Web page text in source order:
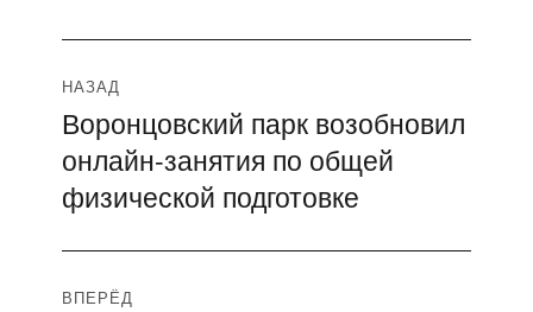
Навигация
по
записям
НАЗАД
Предыдущая
запись:
Воронцовский парк возобновил
онлайн-занятия по общей
физической подготовке
ВПЕРЁД